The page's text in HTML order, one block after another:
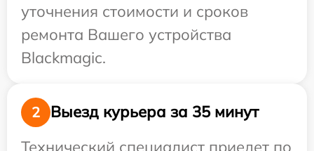
уточнения стоимости и сроков
ремонта Вашего устройства
Blackmagic.
2
Выезд курьера за 35 минут
Технический специалист приедет по